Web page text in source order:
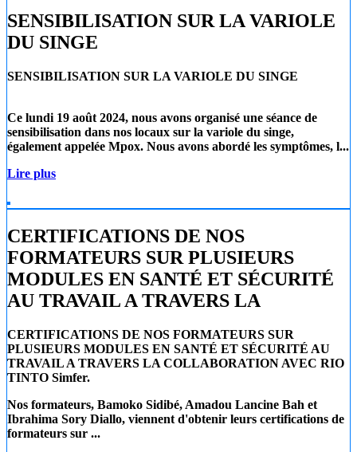
SENSIBILISATION SUR LA VARIOLE
DU SINGE
SENSIBILISATION SUR LA VARIOLE DU SINGE
Ce lundi 19 août 2024, nous avons organisé une séance de
sensibilisation dans nos locaux sur la variole du singe,
également appelée Mpox. Nous avons abordé les symptômes, l...
Lire plus
CERTIFICATIONS DE NOS
FORMATEURS SUR PLUSIEURS
MODULES EN SANTÉ ET SÉCURITÉ
AU TRAVAIL A TRAVERS LA
CERTIFICATIONS DE NOS FORMATEURS SUR
PLUSIEURS MODULES EN SANTÉ ET SÉCURITÉ AU
TRAVAIL A TRAVERS LA COLLABORATION AVEC RIO
TINTO Simfer.
Nos formateurs, Bamoko Sidibé, Amadou Lancine Bah et
Ibrahima Sory Diallo, viennent d'obtenir leurs certifications de
formateurs sur ...